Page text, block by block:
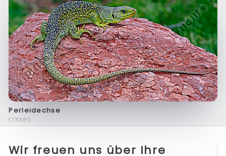
Perleidechse
f73380
Wir freuen uns über Ihre